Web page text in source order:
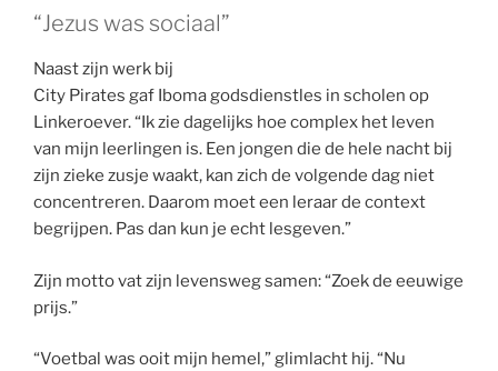
“Jezus was sociaal”
Naast zijn werk bij
City Pirates gaf Iboma godsdienstles in scholen op
Linkeroever. “Ik zie dagelijks hoe complex het leven
van mijn leerlingen is. Een jongen die de hele nacht bij
zijn zieke zusje waakt, kan zich de volgende dag niet
concentreren. Daarom moet een leraar de context
begrijpen. Pas dan kun je echt lesgeven.”
Zijn motto vat zijn levensweg samen: “Zoek de eeuwige
prijs.”
“Voetbal was ooit mijn hemel,” glimlacht hij. “Nu